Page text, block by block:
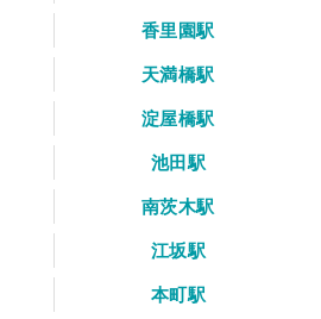
香里園駅
天満橋駅
淀屋橋駅
池田駅
南茨木駅
江坂駅
本町駅